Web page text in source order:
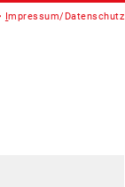
Impressum/Datenschutz